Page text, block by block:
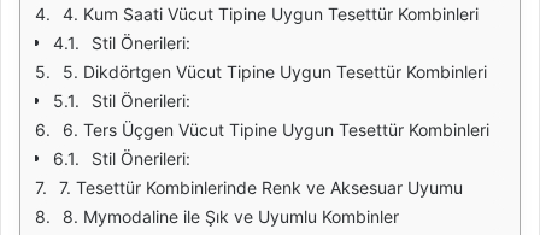
4. Kum Saati Vücut Tipine Uygun Tesettür Kombinleri
Stil Önerileri:
5. Dikdörtgen Vücut Tipine Uygun Tesettür Kombinleri
Stil Önerileri:
6. Ters Üçgen Vücut Tipine Uygun Tesettür Kombinleri
Stil Önerileri:
7. Tesettür Kombinlerinde Renk ve Aksesuar Uyumu
8. Mymodaline ile Şık ve Uyumlu Kombinler